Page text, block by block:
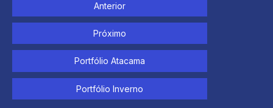
Anterior
Próximo
Portfólio Atacama
Portfólio Inverno